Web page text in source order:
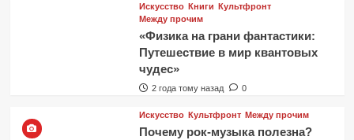
Искусство Книги Культфронт
Между прочим
«Физика на грани фантастики:
Путешествие в мир квантовых
чудес»
2 года тому назад 0
Искусство Культфронт Между прочим
Почему рок-музыка полезна?